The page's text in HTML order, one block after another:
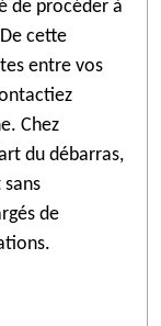
de procéder à
cette
entre vos
Chez
du débarras,
de